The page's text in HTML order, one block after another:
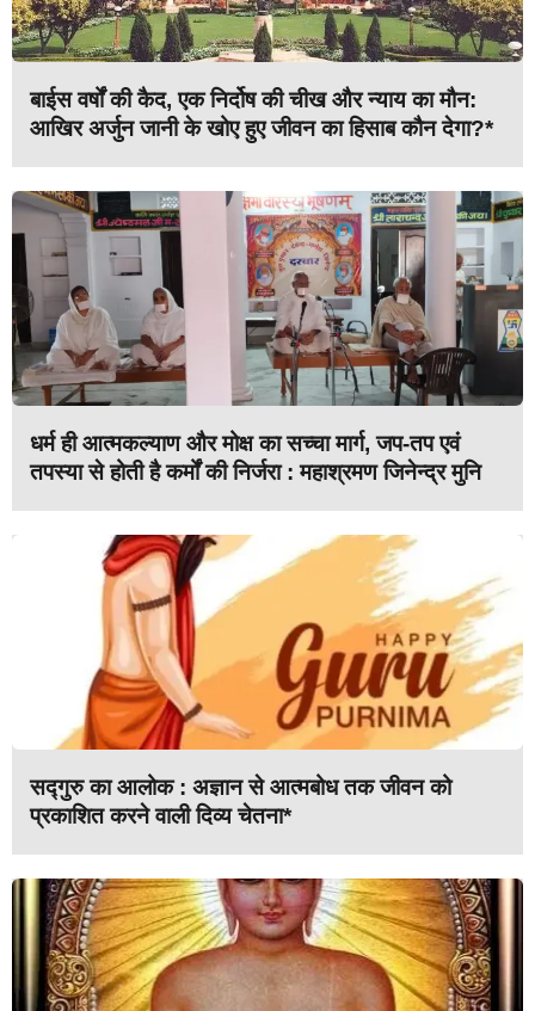
बाईस वर्षों की कैद, एक निर्दोष की चीख और न्याय का मौन:
आखिर अर्जुन जानी के खोए हुए जीवन का हिसाब कौन देगा?*
धर्म ही आत्मकल्याण और मोक्ष का सच्चा मार्ग, जप-तप एवं
तपस्या से होती है कर्मों की निर्जरा : महाश्रमण जिनेन्द्र मुनि
सद्गुरु का आलोक : अज्ञान से आत्मबोध तक जीवन को
प्रकाशित करने वाली दिव्य चेतना*